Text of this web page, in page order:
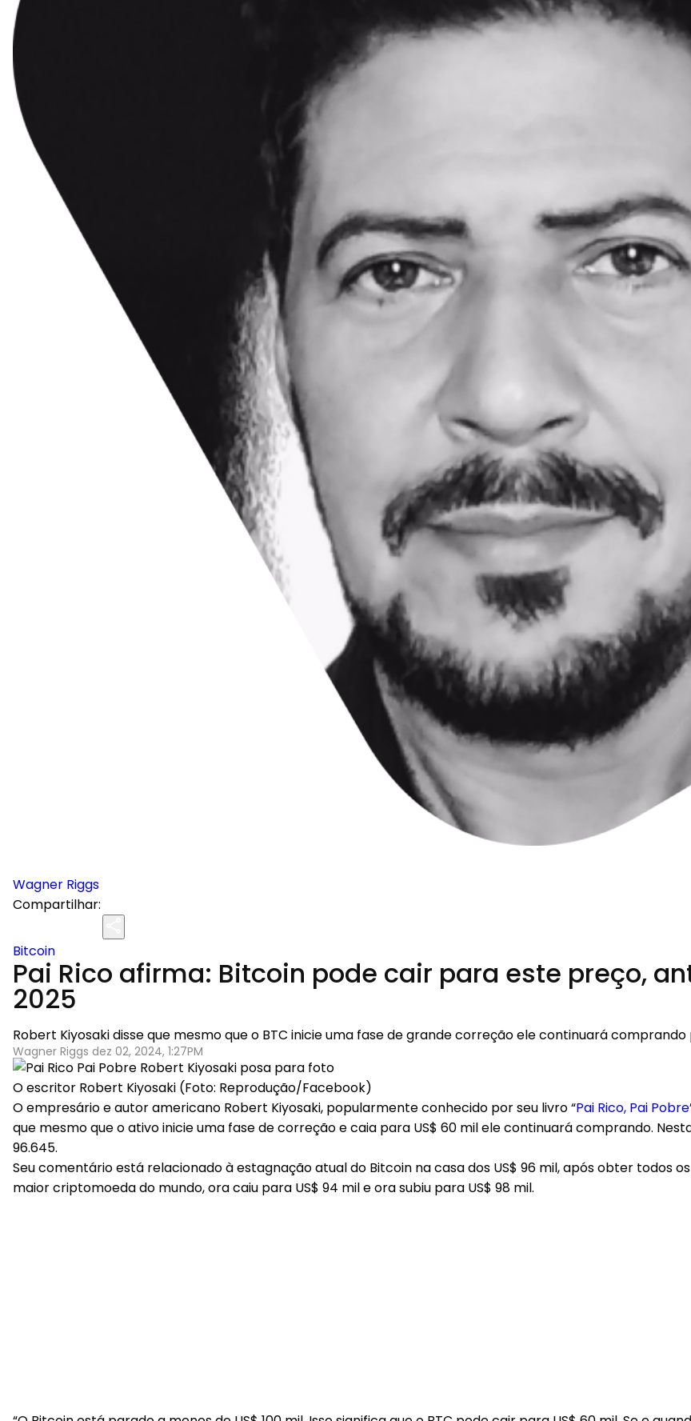
Wagner Riggs
Compartilhar:
Bitcoin
Pai Rico afirma: Bitcoin pode cair para este preço,
2025
Robert Kiyosaki disse que mesmo que o BTC inicie uma fase de grande correção ele continuará comprando
Wagner Riggs dez 02, 2024, 1:27PM
O escritor Robert Kiyosaki (Foto: Reprodução/Facebook)
O empresário e autor americano Robert Kiyosaki, popularmente conhecido por seu livro “Pai Rico, Pai Pobre
que mesmo que o ativo inicie uma fase de correção e caia para US$ 60 mil ele continuará comprando.
96.645.
Seu comentário está relacionado à estagnação atual do Bitcoin na casa dos US$ 96 mil, após obter todos
maior criptomoeda do mundo, ora caiu para US$ 94 mil e ora subiu para US$ 98 mil.